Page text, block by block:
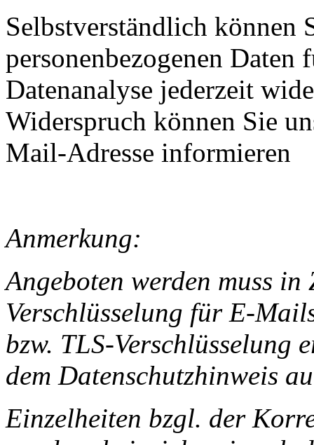
Selbstverständlich können
personenbezogenen
Datenanalyse jederzeit
Widerspruch können Sie
Mail-Adresse informieren
Anmerkung:
Angeboten werden muss
Verschlüsselung für E-
bzw. TLS-Verschlüsselung
dem Datenschutzhinweis
Einzelheiten bzgl. der